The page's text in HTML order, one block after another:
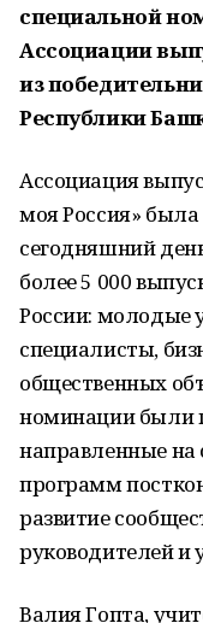
специальной
Ассоциации
из
Республики
Ассоциация
моя Россия» была
сегодняшний
более 5 000
России: молодые
специалисты,
общественных
номинации были
направленные на
программ
развитие
руководителей и
Валия Гопта,